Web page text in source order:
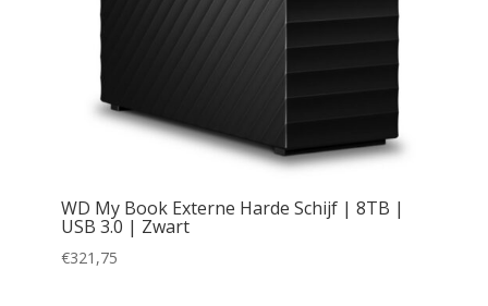
WD My Book Externe Harde Schijf | 8TB |
USB 3.0 | Zwart
€321,75